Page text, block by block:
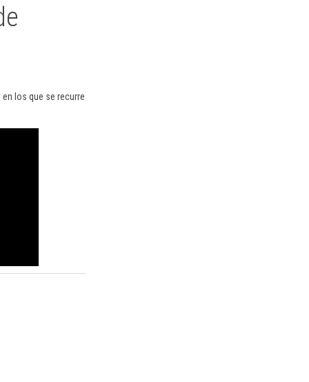
los que se recurre